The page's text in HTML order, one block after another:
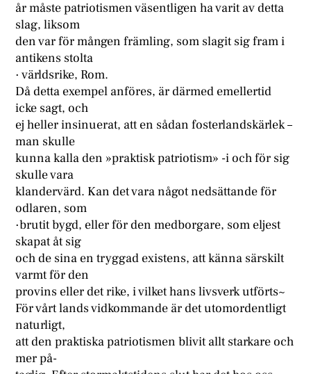
år måste patriotismen väsentligen ha varit av detta
slag, liksom
den var för mången främling, som slagit sig fram i
antikens stolta
· världsrike, Rom.
Då detta exempel anföres, är därmed emellertid
icke sagt, och
ej heller insinuerat, att en sådan fosterlandskärlek –
man skulle
kunna kalla den »praktisk patriotism» -i och för sig
skulle vara
klandervärd. Kan det vara något nedsättande för
odlaren, som
·brutit bygd, eller för den medborgare, som eljest
skapat åt sig
och de sina en tryggad existens, att känna särskilt
varmt för den
provins eller det rike, i vilket hans livsverk utförts~
För vårt lands vidkommande är det utomordentligt
naturligt,
att den praktiska patriotismen blivit allt starkare och
mer på-